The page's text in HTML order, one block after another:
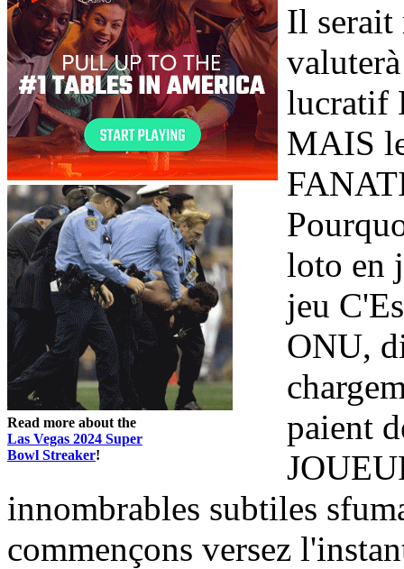
Read more about the
Las Vegas 2024 Super
Bowl Streaker!
Il serait
lucratif
MAIS
loto en
jeu
ONU,
paient
innombrables subtiles
commençons versez